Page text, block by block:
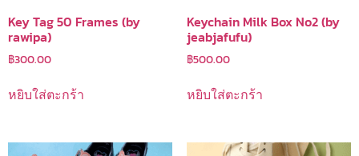
Key Tag 50 Frames (by
rawipa)
฿300.00
หยิบใส่ตะกร้า
Keychain Milk Box No2 (by
jeabjafufu)
฿500.00
หยิบใส่ตะกร้า